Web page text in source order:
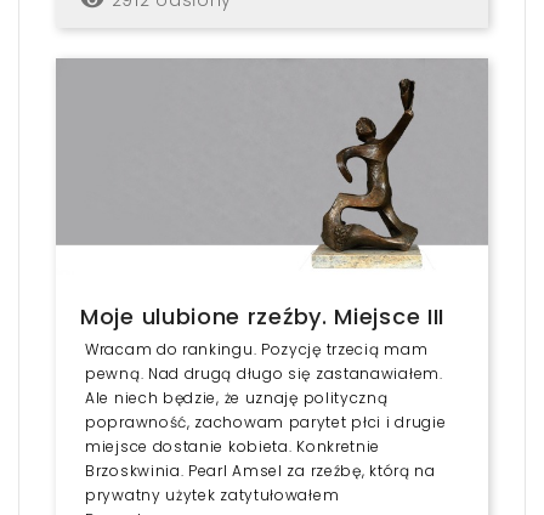
Moje ulubione rzeźby. Miejsce III
Wracam do rankingu. Pozycję trzecią mam
pewną. Nad drugą długo się zastanawiałem.
Ale niech będzie, że uznaję polityczną
poprawność, zachowam parytet płci i drugie
miejsce dostanie kobieta. Konkretnie
Brzoskwinia. Pearl Amsel za rzeźbę, którą na
prywatny użytek zatytułowałem